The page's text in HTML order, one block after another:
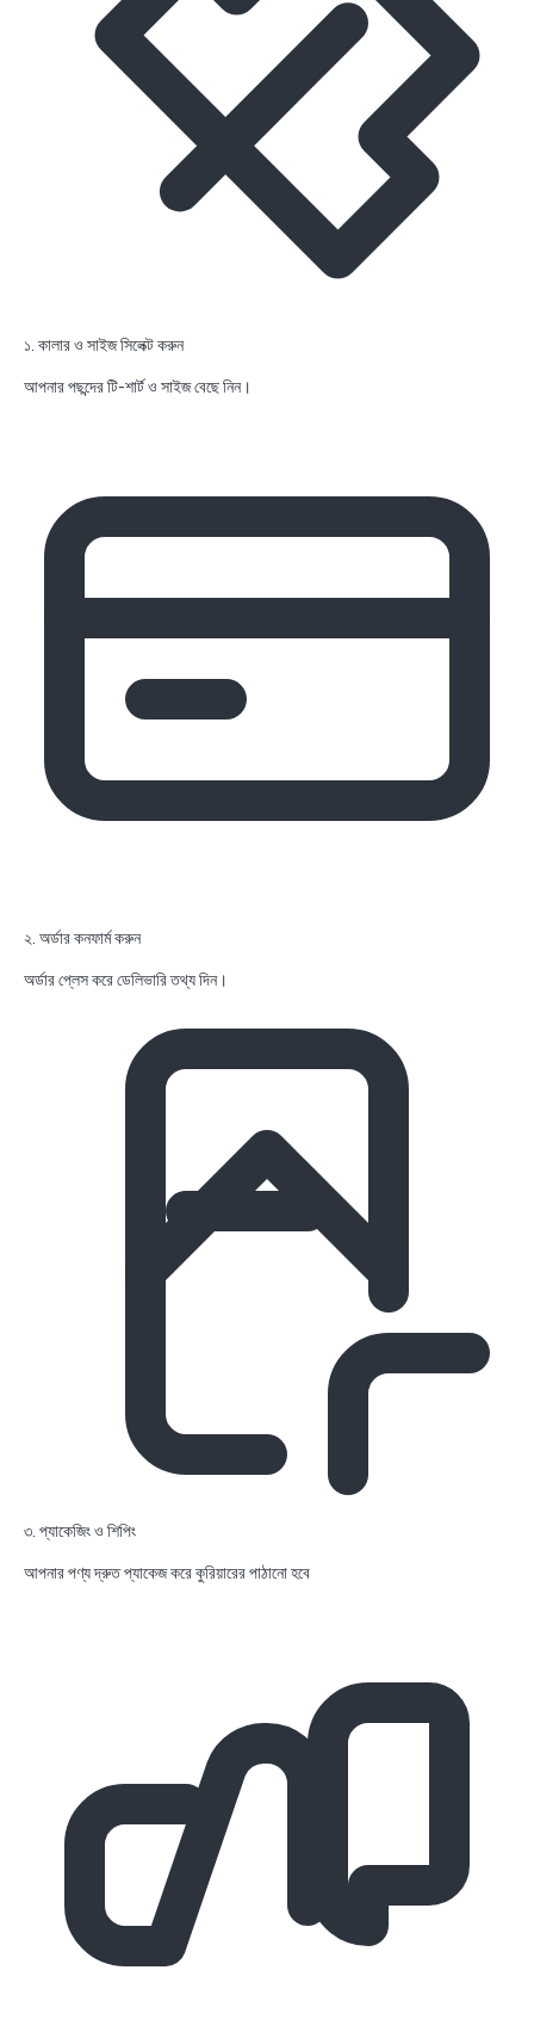
১. কালার ও সাইজ সিলেক্ট করুন
আপনার পছন্দের টি-শার্ট ও সাইজ বেছে নিন।
২. অর্ডার কনফার্ম করুন
অর্ডার প্লেস করে ডেলিভারি তথ্য দিন।
৩. প্যাকেজিং ও শিপিং
আপনার পণ্য দ্রুত প্যাকেজ করে কুরিয়ারের পাঠানো হবে